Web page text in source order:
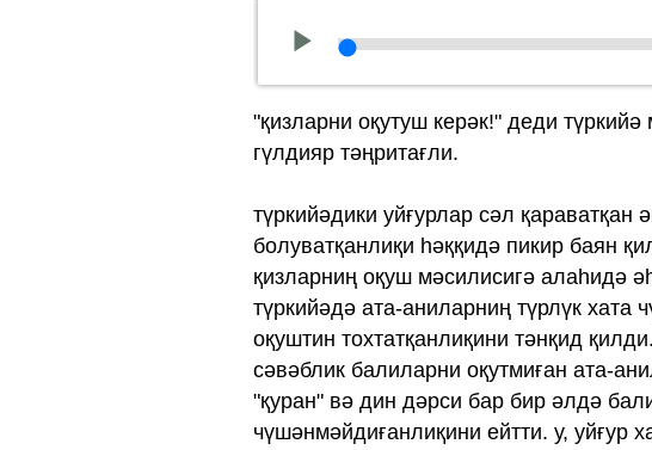
"қизларни оқутуш керәк!" деди түркийә
гүлдияр тәңритағли.
түркийәдики уйғурлар сәл
болуватқанлиқи һәққидә пикир баян
қизларниң оқуш мәсилисигә алаһидә
түркийәдә ата-аниларниң түрлүк хата
оқуштин тохтатқанлиқини тәнқид
сәвәблик балиларни оқутмиған ата-
"қуран" вә дин дәрси бар бир әлдә
чүшәнмәйдиғанлиқини ейтти. у, уйғур